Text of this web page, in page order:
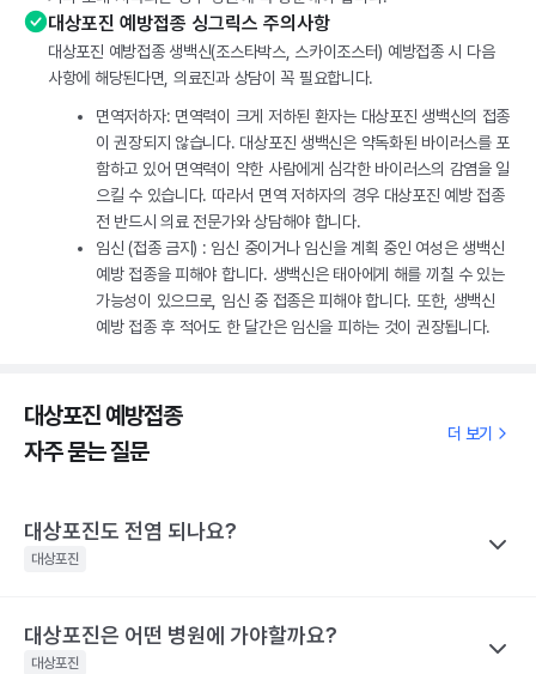
대상포진 예방접종 싱그릭스 주의사항
대상포진 예방접종 생백신(조스타박스, 스카이조스터) 예방접종 시 다음
사항에 해당된다면, 의료진과 상담이 꼭 필요합니다.
면역저하자: 면역력이 크게 저하된 환자는 대상포진 생백신의 접종
이 권장되지 않습니다. 대상포진 생백신은 약독화된 바이러스를 포
함하고 있어 면역력이 약한 사람에게 심각한 바이러스의 감염을 일
으킬 수 있습니다. 따라서 면역 저하자의 경우 대상포진 예방 접종
전 반드시 의료 전문가와 상담해야 합니다.
임신 (접종 금지) : 임신 중이거나 임신을 계획 중인 여성은 생백신
예방 접종을 피해야 합니다. 생백신은 태아에게 해를 끼칠 수 있는
가능성이 있으므로, 임신 중 접종은 피해야 합니다. 또한, 생백신
예방 접종 후 적어도 한 달간은 임신을 피하는 것이 권장됩니다.
대상포진 예방접종
자주 묻는 질문
더 보기
대상포진도 전염 되나요?
대상포진
나만의닥터
대상포진이 특정 바이러스에 의해 유발된다고 하니 혹시 대상포진
대상포진은 어떤 병원에 가야할까요?
대상포진